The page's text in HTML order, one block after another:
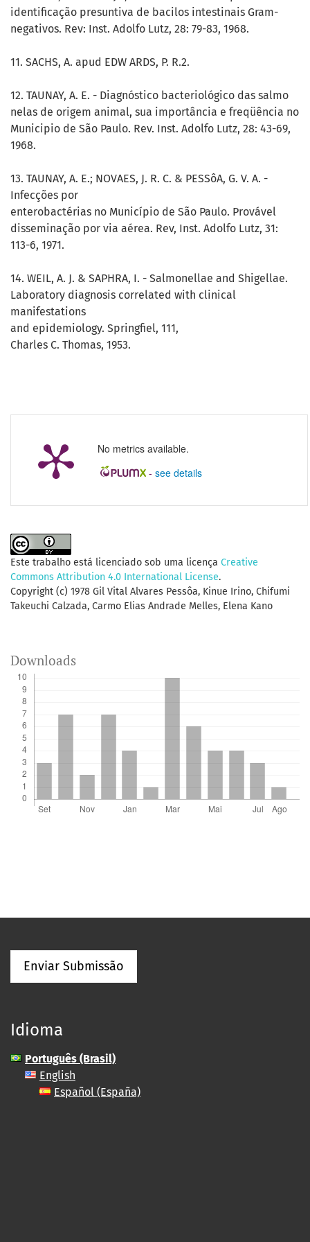
No metrics available.
- see details
identificação presuntiva de bacilos intestinais Gram-
negativos. Rev: Inst. Adolfo Lutz, 28: 79-83, 1968.
11. SACHS, A. apud EDW ARDS, P. R.2.
12. TAUNAY, A. E. - Diagnóstico bacteriológico das salmo
nelas de origem animal, sua importância e freqüência no
Municipio de São Paulo. Rev. Inst. Adolfo Lutz, 28: 43-69,
1968.
13. TAUNAY, A. E.; NOVAES, J. R. C. & PESSôA, G. V. A. -
Infecções por
enterobactérias no Município de São Paulo. Provável
disseminação por via aérea. Rev, Inst. Adolfo Lutz, 31:
113-6, 1971.
14. WEIL, A. J. & SAPHRA, I. - Salmonellae and Shigellae.
Laboratory diagnosis correlated with clinical
manifestations
and epidemiology. Springfiel, 111,
Charles C. Thomas, 1953.
Este trabalho está licenciado sob uma licença Creative
Commons Attribution 4.0 International License.
Copyright (c) 1978 Gil Vital Alvares Pessôa, Kinue Irino, Chifumi
Takeuchi Calzada, Carmo Elias Andrade Melles, Elena Kano
Downloads
Enviar Submissão
Idioma
Português (Brasil)
English
Español (España)